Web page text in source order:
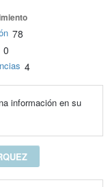
78
0
4
información en su